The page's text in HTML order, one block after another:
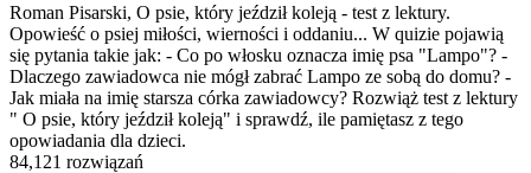
Roman Pisarski, O psie, który jeździł koleją - test z lektury.
Opowieść o psiej miłości, wierności i oddaniu... W quizie pojawią
się pytania takie jak: - Co po włosku oznacza imię psa "Lampo"? -
Dlaczego zawiadowca nie mógł zabrać Lampo ze sobą do domu? -
Jak miała na imię starsza córka zawiadowcy? Rozwiąż test z lektury
" O psie, który jeździł koleją" i sprawdź, ile pamiętasz z tego
opowiadania dla dzieci.
84,121 rozwiązań